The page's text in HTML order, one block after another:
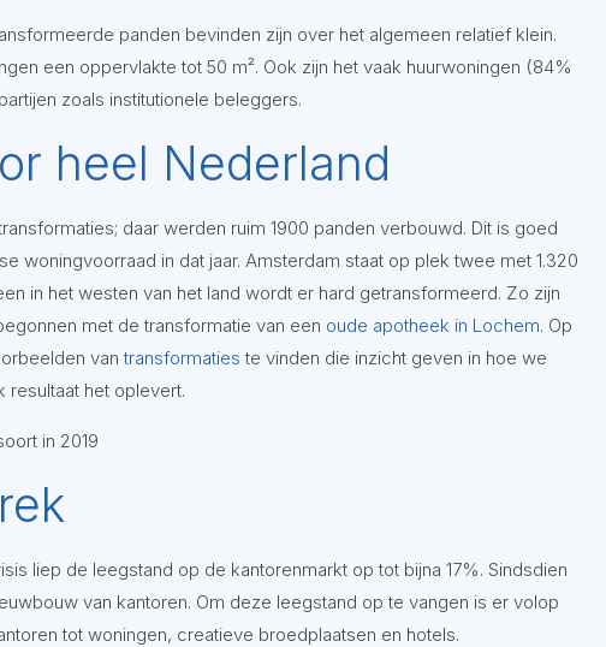
panden bevinden zijn over het algemeen relatief klein.
een oppervlakte tot 50 m². Ook zijn het vaak huurwoningen (84%
zoals institutionele beleggers.
heel Nederland
daar werden ruim 1900 panden verbouwd. Dit is goed
woningvoorraad in dat jaar. Amsterdam staat op plek twee met 1.320
in het westen van het land wordt er hard getransformeerd. Zo zijn
met de transformatie van een oude apotheek in Lochem. Op
vantransformatieste vinden die inzicht geven in hoe we
het oplevert.
liep de leegstand op de kantorenmarkt op tot bijna 17%. Sindsdien
van kantoren. Om deze leegstand op te vangen is er volop
tot woningen, creatieve broedplaatsen en hotels.